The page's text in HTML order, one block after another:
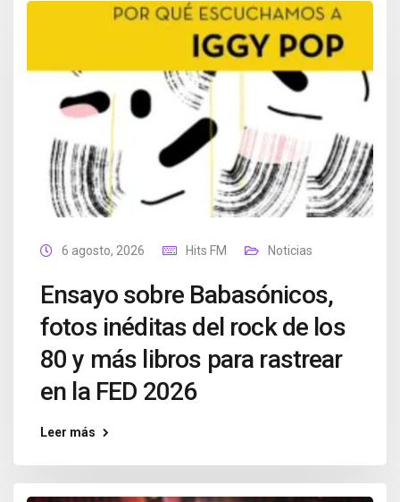
6 agosto, 2026 Hits FM Noticias
Ensayo sobre Babasónicos,
fotos inéditas del rock de los
80 y más libros para rastrear
en la FED 2026
Leer más